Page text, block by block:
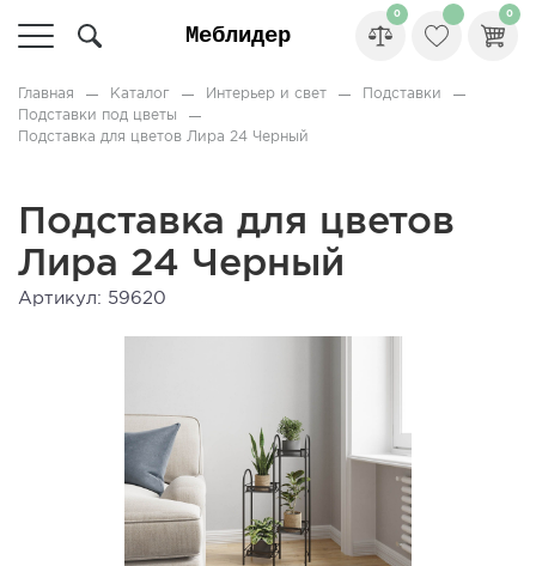
0 0
Главная Каталог Интерьер и свет
Подставки
Подставки под цветы
Подставка для цветов Лира 24 Черный
Подставка для цветов
Лира 24 Черный
Артикул: 59620